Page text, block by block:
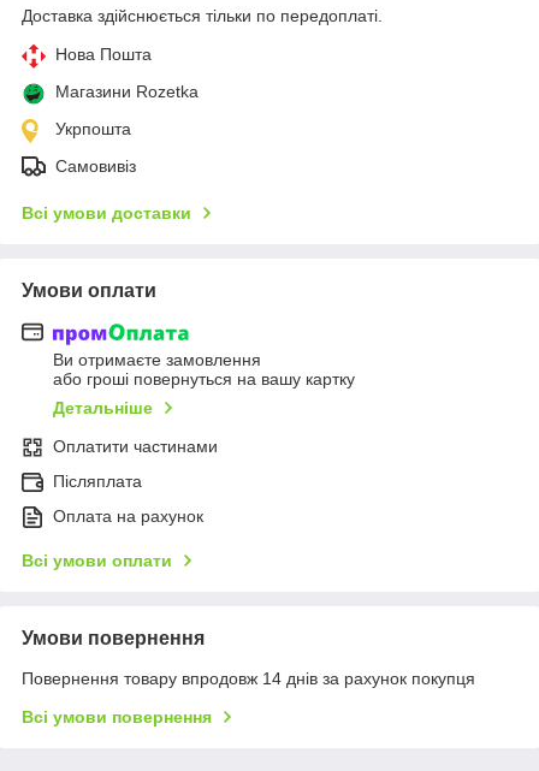
Доставка здійснюється тільки по передоплаті.
Нова Пошта
Магазини Rozetka
Укрпошта
Самовивіз
Всі умови доставки
Умови оплати
Ви отримаєте замовлення
або гроші повернуться на вашу картку
Детальніше
Оплатити частинами
Післяплата
Оплата на рахунок
Всі умови оплати
Умови повернення
Повернення товару впродовж 14 днів за рахунок покупця
Всі умови повернення